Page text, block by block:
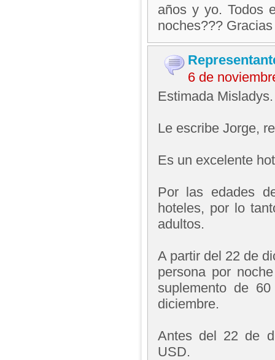
años y yo. Todos
noches??? Gracias
6 de
Estimada Misladys.
Le escribe Jorge,
Es un excelente
Por las edades
hoteles, por lo
adultos.
A partir del 22 de
persona por
suplemento de
diciembre.
Antes del 22 de
USD.